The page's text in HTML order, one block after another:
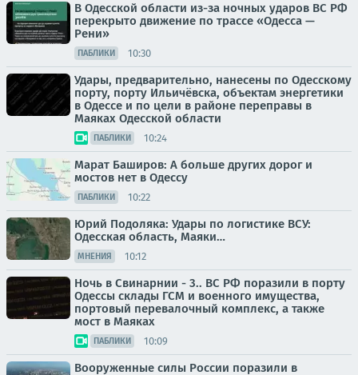
В Одесской области из-за ночных ударов ВС РФ
перекрыто движение по трассе «Одесса —
Рени»
ПАБЛИКИ 10:30
Удары, предварительно, нанесены по Одесскому
порту, порту Ильичёвска, объектам энергетики
в Одессе и по цели в районе переправы в
Маяках Одесской области
ПАБЛИКИ 10:24
Марат Баширов: А больше других дорог и
мостов нет в Одессу
ПАБЛИКИ 10:22
Юрий Подоляка: Удары по логистике ВСУ:
Одесская область, Маяки…
МНЕНИЯ 10:12
Ночь в Свинарнии - 3.. ВС РФ поразили в порту
Одессы склады ГСМ и военного имущества,
портовый перевалочный комплекс, а также
мост в Маяках
ПАБЛИКИ 10:09
Вооруженные силы России поразили в